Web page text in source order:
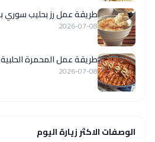
طريقة عمل رز بحليب سوري بـ 5
2026-07-08
طريقة عمل المحمرة الحلبية
2026-07-08
الوصفات الاكثر زيارة اليوم